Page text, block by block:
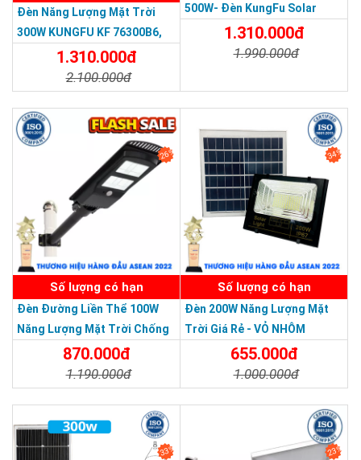
quý khách hàng sử dụng.
SẢN PHẨM DỊCH VỤ CHẤT LƯỢNG ASEAN 2019
Đèn Năng Lượng Mặt Trời
300W KUNGFU KF 76300B6,
IP68, Bảng Giá 2026
1.310.000đ
2.100.000đ
500W- Đèn KungFu Solar
Năng Lượng Mặt Trời 500W,IP
67 Loại Lớn
1.310.000đ
1.990.000đ
26%
Số lượng có hạn
Đèn Đường Liền Thể 100W
Năng Lượng Mặt Trời Chống
Nước Giá Rẻ870.000đ
1.190.000đ
34%
Số lượng có hạn
Đèn 200W Năng Lượng Mặt
Trời Giá Rẻ - VỎ NHÔM
655.000đ
1.000.000đ
33% 23%